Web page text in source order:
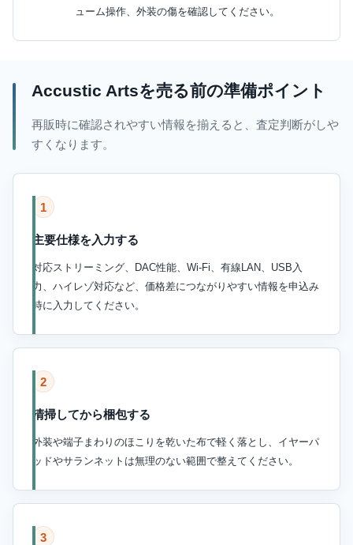
ューム操作、外装の傷を確認してください。
Accustic Artsを売る前の準備ポイント
再販時に確認されやすい情報を揃えると、査定判断がしや
すくなります。
1
主要仕様を入力する
対応ストリーミング、DAC性能、Wi-Fi、有線LAN、USB入
力、ハイレゾ対応など、価格差につながりやすい情報を申込み
時に入力してください。
2
清掃してから梱包する
外装や端子まわりのほこりを乾いた布で軽く落とし、イヤーパ
ッドやサランネットは無理のない範囲で整えてください。
3